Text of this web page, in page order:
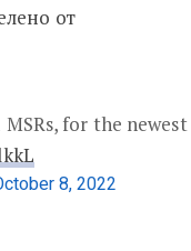
от
for the
8, 2022